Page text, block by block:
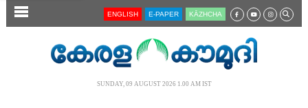
SECTIONS ENGLISH E-PAPER KĀZHCHA
SUNDAY, 09 AUGUST 2026 1.00 AM IST